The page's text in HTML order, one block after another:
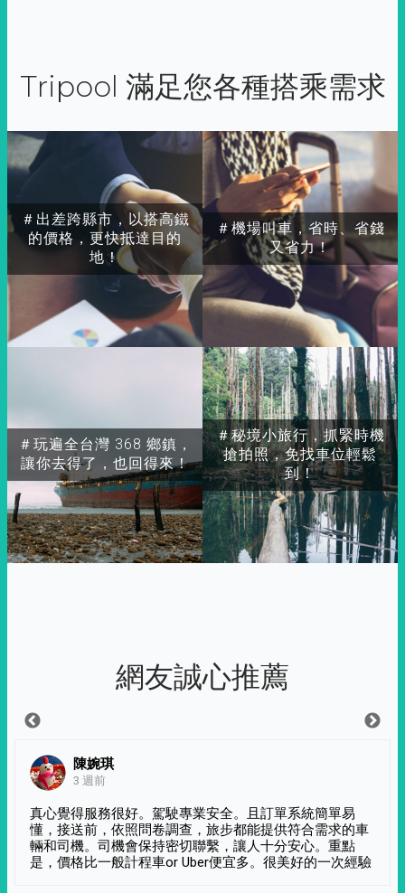
Tripool 滿足您各種搭乘需求
＃出差跨縣市，以搭高鐵
的價格，更快抵達目的
地！
＃玩遍全台灣 368 鄉鎮，
讓你去得了，也回得來！
＃秘境小旅行，抓緊時機
搶拍照，免找車位輕鬆
到！
＃機場叫車，省時、省錢
又省力！
網友誠心推薦
陳婉琪
3 週前
真心覺得服務很好。駕駛專業安全。且訂單系統簡單易
懂，接送前，依照問卷調查，旅步都能提供符合需求的車
輛和司機。司機會保持密切聯繫，讓人十分安心。重點
是，價格比一般計程車or Uber便宜多。很美好的一次經驗